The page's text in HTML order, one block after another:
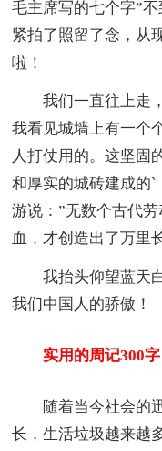
毛主席写的七个字”
紧拍了照留了念，从
啦！
我们一直往上走，
我看见城墙上有一个
人打仗用的。这坚固
和厚实的城砖建成的
游说：”无数个古代
血，才创造出了万里
我抬头仰望蓝天白
我们中国人的骄傲！
实用的周记300字
随着当今社会的迅
长，生活垃圾越来越